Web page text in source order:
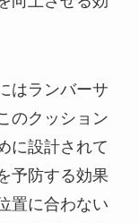
はランバーサ
のクッション
に設計されて
予防する効果
置に合わない